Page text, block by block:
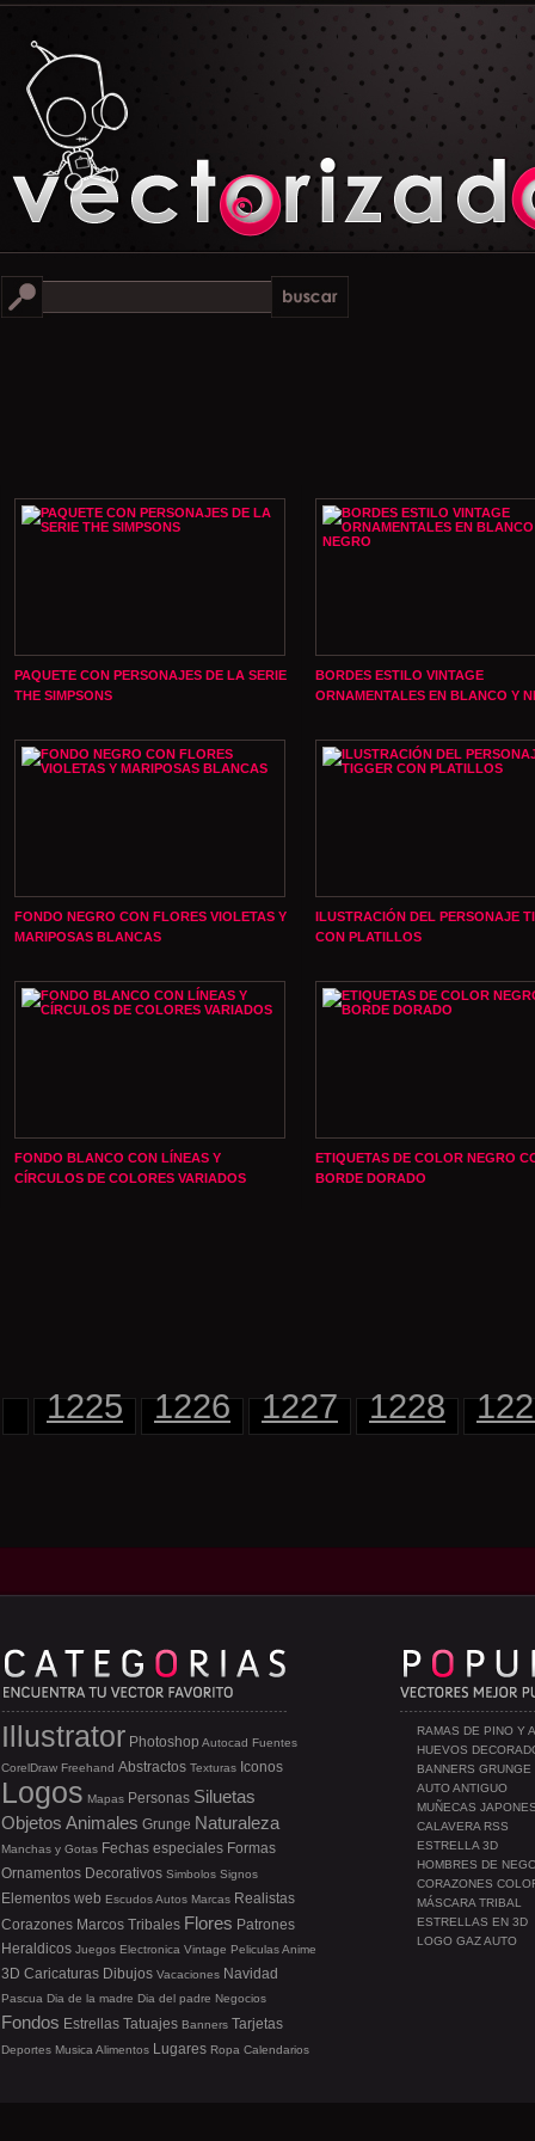
PAQUETE CON PERSONAJES DE LA SERIE
THE SIMPSONS
BORDES ESTILO VINTAGE
ORNAMENTALES EN BLANCO Y
FONDO NEGRO CON FLORES VIOLETAS Y
MARIPOSAS BLANCAS
ILUSTRACIÓN DEL PERSONAJE
CON PLATILLOS
FONDO BLANCO CON LÍNEAS Y
CÍRCULOS DE COLORES VARIADOS
ETIQUETAS DE COLOR NEGRO
BORDE DORADO
1225 1226 1227 1228
RAMAS DE PINO Y
HUEVOS
BANNERS GRUNGE
AUTO ANTIGUO
MUÑECAS
CALAVERA RSS
ESTRELLA 3D
HOMBRES DE
CORAZONES
MÁSCARA TRIBAL
ESTRELLAS EN 3D
LOGO GAZ AUTO
Illustrator Photoshop Autocad Fuentes
CorelDraw Freehand Abstractos Texturas Iconos
Logos Mapas Personas Siluetas
Objetos Animales Grunge Naturaleza
Manchas y Gotas Fechas especiales Formas
Ornamentos Decorativos Simbolos Signos
Elementos web EscudosAutos Marcas Realistas
Corazones Marcos Tribales Flores Patrones
Heraldicos Juegos Electronica Vintage PeliculasAnime
3D Caricaturas Dibujos Vacaciones Navidad
Pascua Dia de la madre Dia del padre Negocios
Fondos Estrellas Tatuajes Banners Tarjetas
Deportes Musica Alimentos Lugares Ropa Calendarios